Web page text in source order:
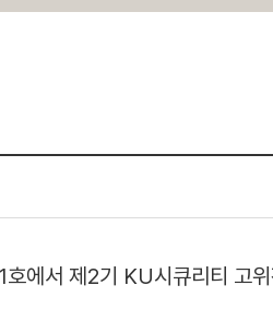
에서 제2기 KU시큐리티 고